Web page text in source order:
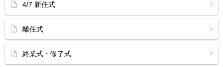
4/7 新任式
離任式
終業式・修了式